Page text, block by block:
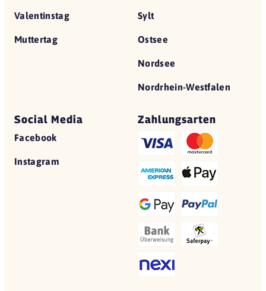
Valentinstag
Muttertag
Sylt
Ostsee
Nordsee
Nordrhein-Westfalen
Social Media
Facebook
Instagram
Zahlungsarten